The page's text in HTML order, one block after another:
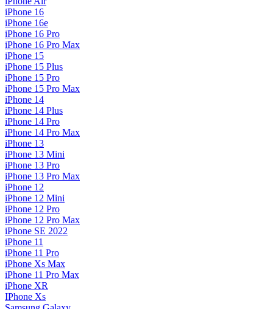
iPhone 16
iPhone 16e
iPhone 16 Pro
iPhone 16 Pro Max
iPhone 15
iPhone 15 Plus
iPhone 15 Pro
iPhone 15 Pro Max
iPhone 14
iPhone 14 Plus
iPhone 14 Pro
iPhone 14 Pro Max
iPhone 13
iPhone 13 Mini
iPhone 13 Pro
iPhone 13 Pro Max
iPhone 12
iPhone 12 Mini
iPhone 12 Pro
iPhone 12 Pro Max
iPhone SE 2022
iPhone 11
iPhone 11 Pro
iPhone Xs Max
iPhone 11 Pro Max
iPhone XR
IPhone Xs